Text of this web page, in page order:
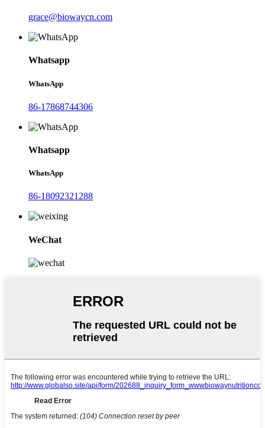
grace@biowaycn.com
Whatsapp
WhatsApp
86-17868744306
Whatsapp
WhatsApp
86-18092321288
WeChat